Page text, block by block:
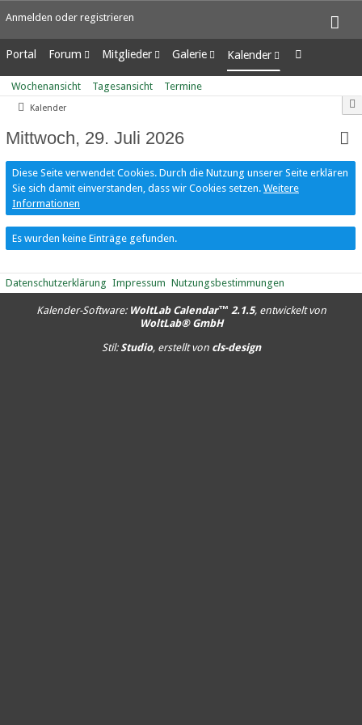
Anmelden oder registrieren
Portal Forum
Unerledigte Themen
Mitglieder
Letzte Aktivitäten
Benutzer online
Mitgliedersuche
Galerie
Alben
Bilder
Kalender
Wochenansicht
Tagesansicht
Wochenansicht Tagesansicht Termine
Kalender
Mittwoch, 29. Juli 2026
Diese Seite verwendet Cookies. Durch die Nutzung unserer Seite erklären
Sie sich damit einverstanden, dass wir Cookies setzen. Weitere
Informationen
Es wurden keine Einträge gefunden.
Datenschutzerklärung Impressum Nutzungsbestimmungen
Kalender-Software: WoltLab Calendar™ 2.1.5, entwickelt von
WoltLab® GmbH
Stil:Studio, erstellt von cls-design